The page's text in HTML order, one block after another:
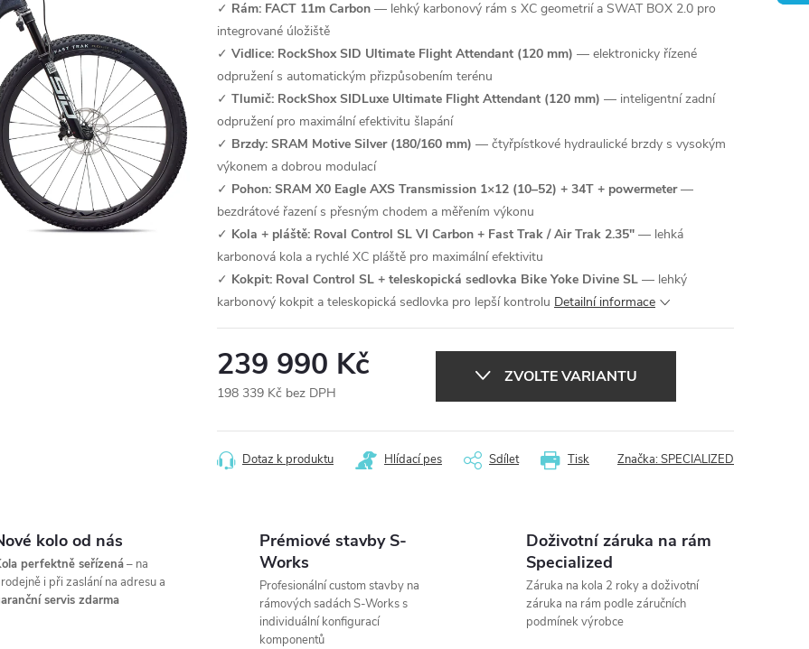
✓ Rám: FACT 11m Carbon — lehký karbonový rám s XC geometrií a SWAT BOX 2.0 pro
integrované úložiště
✓ Vidlice: RockShox SID Ultimate Flight Attendant (120 mm) — elektronicky řízené
odpružení s automatickým přizpůsobením terénu
✓ Tlumič: RockShox SIDLuxe Ultimate Flight Attendant (120 mm) — inteligentní zadní
odpružení pro maximální efektivitu šlapání
✓ Brzdy: SRAM Motive Silver (180/160 mm) — čtyřpístkové hydraulické brzdy s vysokým
výkonem a dobrou modulací
✓ Pohon: SRAM X0 Eagle AXS Transmission 1×12 (10–52) + 34T + powermeter—
bezdrátové řazení s přesným chodem a měřením výkonu
✓ Kola + pláště: Roval Control SL VI Carbon + Fast Trak / Air Trak 2.35" — lehká
karbonová kola a rychlé XC pláště pro maximální efektivitu
✓ Kokpit: Roval Control SL + teleskopická sedlovka Bike Yoke Divine SL — lehký
karbonový kokpit a teleskopická sedlovka pro lepší kontrolu Detailní informace
239 990 Kč
198 339 Kč bez DPH
cena:
ZVOLTE VARIANTU
Tisk
Dotaz k produktu Hlídací pes Sdílet Značka:SPECIALIZED
kolo od nás
perfektně seřízená– na
i při zaslání na adresu a
servis zdarma
Prémiové stavby S-
Works
Profesionální custom stavby na
rámových sadách S-Works s
individuální konfigurací
komponentů
Doživotní záruka na rám
Specialized
Záruka na kola 2 roky a doživotní
záruka na rám podle záručních
podmínek výrobce